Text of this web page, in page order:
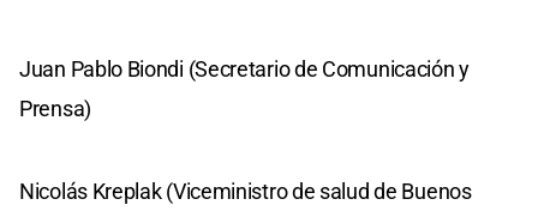
Juan Pablo Biondi (Secretario de Comunicación y
Prensa)
Nicolás Kreplak (Viceministro de salud de Buenos